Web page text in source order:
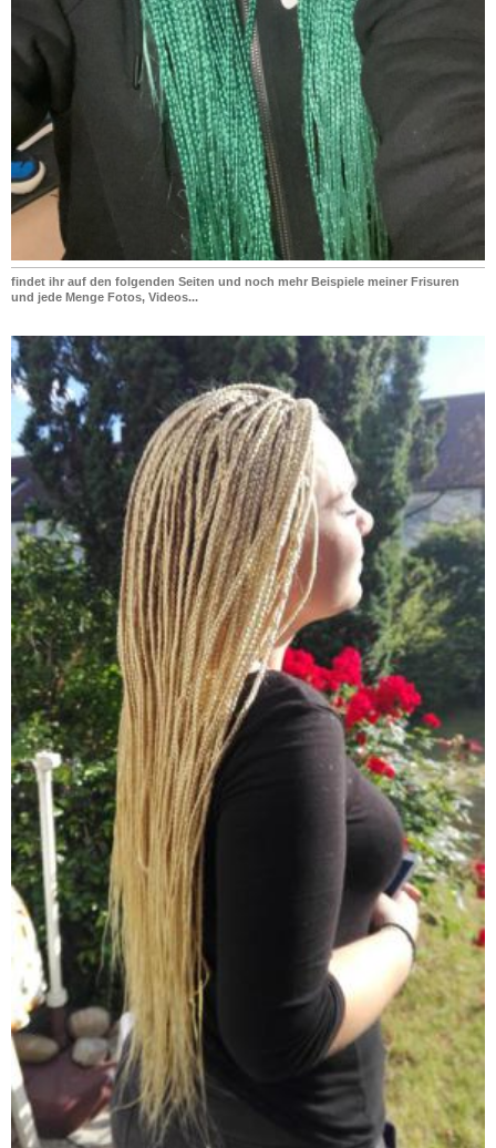
findet ihr auf den folgenden Seiten und noch mehr Beispiele meiner Frisuren
und jede Menge Fotos, Videos...